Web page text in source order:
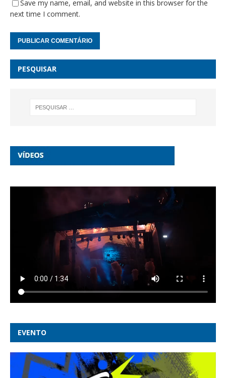
Save my name, email, and website in this browser for the
next time I comment.
PESQUISAR
EVENTO